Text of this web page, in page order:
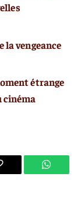
la vengeance
étrange
cinéma